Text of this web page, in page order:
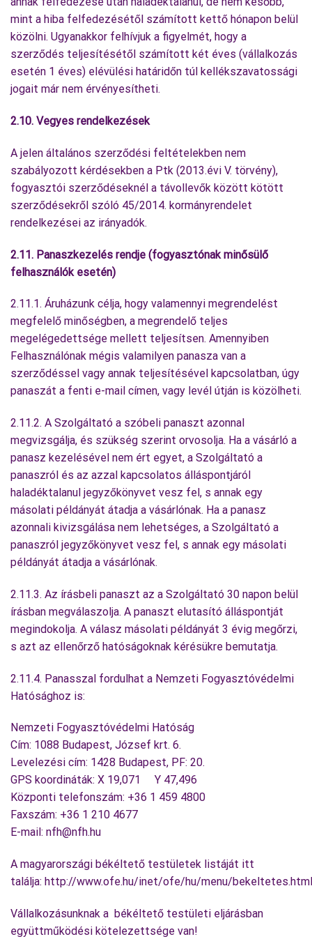
mint a hiba felfedezésétől számított kettő hónapon belül
közölni. Ugyanakkor felhívjuk a figyelmét, hogy a
szerződés teljesítésétől számított két éves (vállalkozás
esetén 1 éves) elévülési határidőn túl kellékszavatossági
jogait már nem érvényesítheti.
2.10. Vegyes rendelkezések
A jelen általános szerződési feltételekben nem
szabályozott kérdésekben a Ptk (2013.évi V. törvény),
fogyasztói szerződéseknél a távollevők között kötött
szerződésekről szóló 45/2014. kormányrendelet
rendelkezései az irányadók.
2.11. Panaszkezelés rendje (fogyasztónak minősülő
felhasználók esetén)
2.11.1. Áruházunk célja, hogy valamennyi megrendelést
megfelelő minőségben, a megrendelő teljes
megelégedettsége mellett teljesítsen. Amennyiben
Felhasználónak mégis valamilyen panasza van a
szerződéssel vagy annak teljesítésével kapcsolatban, úgy
panaszát a fenti e-mail címen, vagy levél útján is közölheti.
2.11.2. A Szolgáltató a szóbeli panaszt azonnal
megvizsgálja, és szükség szerint orvosolja. Ha a vásárló a
panasz kezelésével nem ért egyet, a Szolgáltató a
panaszról és az azzal kapcsolatos álláspontjáról
haladéktalanul jegyzőkönyvet vesz fel, s annak egy
másolati példányát átadja a vásárlónak. Ha a panasz
azonnali kivizsgálása nem lehetséges, a Szolgáltató a
panaszról jegyzőkönyvet vesz fel, s annak egy másolati
példányát átadja a vásárlónak.
2.11.3. Az írásbeli panaszt az a Szolgáltató 30 napon belül
írásban megválaszolja. A panaszt elutasító álláspontját
megindokolja. A válasz másolati példányát 3 évig megőrzi,
s azt az ellenőrző hatóságoknak kérésükre bemutatja.
2.11.4. Panasszal fordulhat a Nemzeti Fogyasztóvédelmi
Hatósághoz is:
Nemzeti Fogyasztóvédelmi Hatóság
Cím: 1088 Budapest, József krt. 6.
Levelezési cím: 1428 Budapest, PF: 20.
GPS koordináták: X 19,071 Y 47,496
Központi telefonszám: +36 1 459 4800
Faxszám: +36 1 210 4677
E-mail: nfh@nfh.hu
A magyarországi békéltető testületek listáját itt
találja: http://www.ofe.hu/inet/ofe/hu/menu/bekeltetes.html
Vállalkozásunknak a békéltető testületi eljárásban
együttműködési kötelezettsége van!